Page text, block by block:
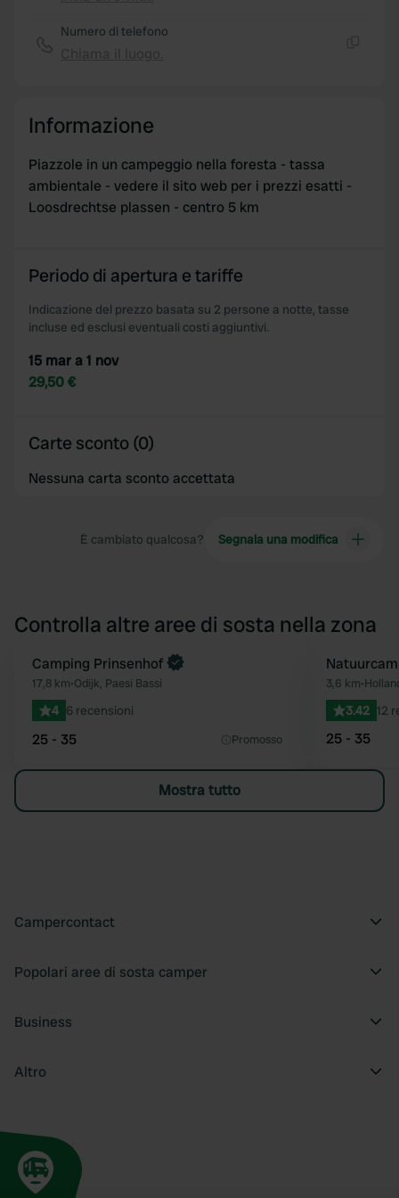
Numero di telefono
Informazione
Piazzole in un campeggio nella foresta - tassa
ambientale - vedere il sito web per i prezzi esatti -
Loosdrechtse plassen - centro 5 km
Periodo di apertura e tariffe
Indicazione del prezzo basata su 2 persone a notte, tasse
incluse ed esclusi eventuali costi aggiuntivi.
15 mar a 1 nov
29,50 €
Carte sconto (0)
Nessuna carta sconto accettata
È cambiato qualcosa? Segnala una modifica
Controlla altre aree di sosta nella zona
Preferito
Prenota ora
Camping Prinsenhof
17,8 km•Odijk, Paesi Bassi
4 6 recensioni
25 - 35 Promosso
3,6 km•
3.42 12
25 - 35
Mostra tutto
Campercontact
Popolari aree di sosta camper
Business
Altro